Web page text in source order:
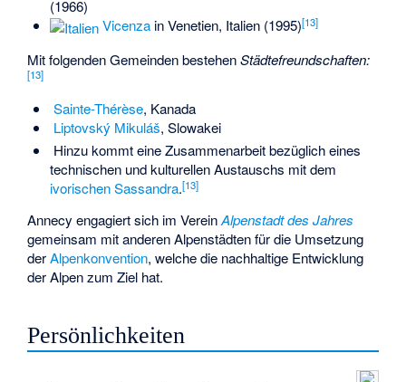
(1966)
Vicenzain Venetien, Italien (1995)[13]
Mit folgenden Gemeinden bestehenStädtefreundschaften:
[13]
Sainte-Thérèse, Kanada
Liptovský Mikuláš, Slowakei
Hinzu kommt eine Zusammenarbeit bezüglich eines
technischen und kulturellen Austauschs mit dem
ivorischen Sassandra.[13]
Annecy engagiert sich im VereinAlpenstadt des Jahres
gemeinsam mit anderen Alpenstädten für die Umsetzung
derAlpenkonvention, welche die nachhaltige Entwicklung
der Alpen zum Ziel hat.
Persönlichkeiten